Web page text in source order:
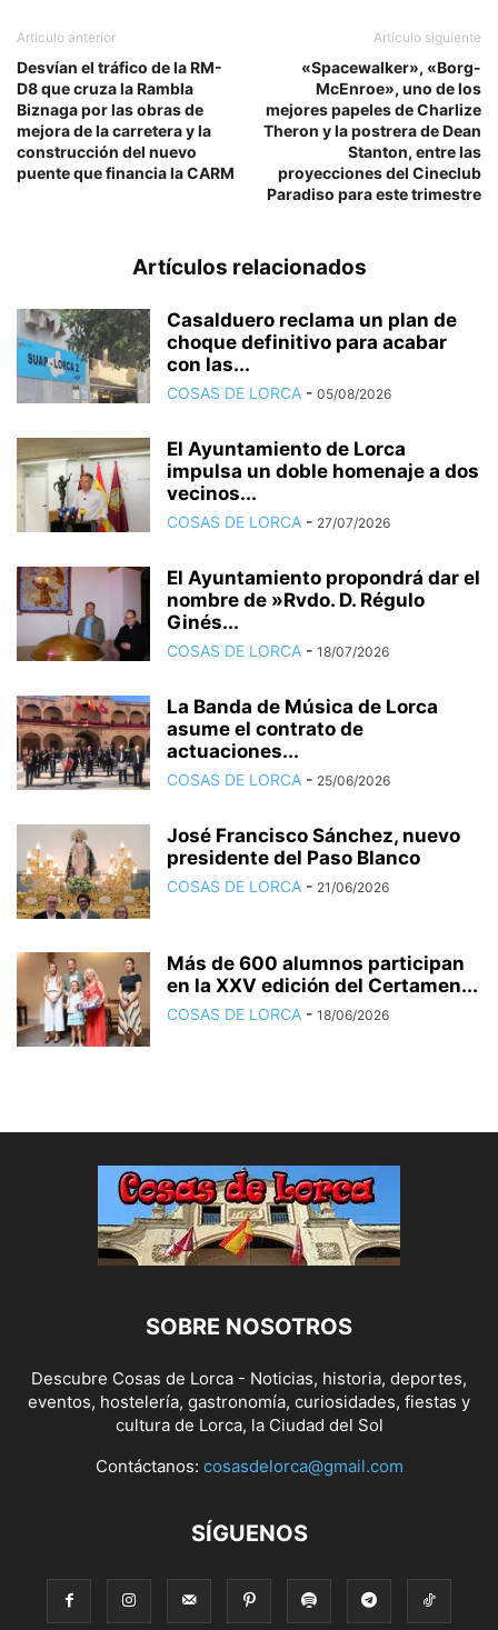
Artículo anterior
Desvían el tráfico de la RM-
D8 que cruza la Rambla
Biznaga por las obras de
mejora de la carretera y la
construcción del nuevo
puente que financia la CARM
Artículo siguiente
«Spacewalker», «Borg-
McEnroe», uno de los
mejores papeles de Charlize
Theron y la postrera de Dean
Stanton, entre las
proyecciones del Cineclub
Paradiso para este trimestre
Artículos relacionados
Casalduero reclama un plan de
choque definitivo para acabar
con las...
COSAS DE LORCA - 05/08/2026
El Ayuntamiento de Lorca
impulsa un doble homenaje a dos
vecinos...
COSAS DE LORCA - 27/07/2026
El Ayuntamiento propondrá dar el
nombre de »Rvdo. D. Régulo
Ginés...
COSAS DE LORCA - 18/07/2026
La Banda de Música de Lorca
asume el contrato de
actuaciones...
COSAS DE LORCA - 25/06/2026
José Francisco Sánchez, nuevo
presidente del Paso Blanco
COSAS DE LORCA - 21/06/2026
Más de 600 alumnos participan
en la XXV edición del Certamen...
COSAS DE LORCA - 18/06/2026
SOBRE NOSOTROS
Descubre Cosas de Lorca - Noticias, historia, deportes,
eventos, hostelería, gastronomía, curiosidades, fiestas y
cultura de Lorca, la Ciudad del Sol
Contáctanos: cosasdelorca@gmail.com
SÍGUENOS